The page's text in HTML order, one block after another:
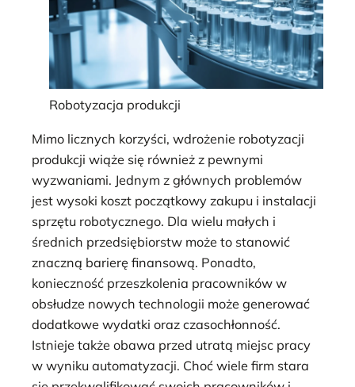
Robotyzacja produkcji
Mimo licznych korzyści, wdrożenie robotyzacji
produkcji wiąże się również z pewnymi
wyzwaniami. Jednym z głównych problemów
jest wysoki koszt początkowy zakupu i instalacji
sprzętu robotycznego. Dla wielu małych i
średnich przedsiębiorstw może to stanowić
znaczną barierę finansową. Ponadto,
konieczność przeszkolenia pracowników w
obsłudze nowych technologii może generować
dodatkowe wydatki oraz czasochłonność.
Istnieje także obawa przed utratą miejsc pracy
w wyniku automatyzacji. Choć wiele firm stara